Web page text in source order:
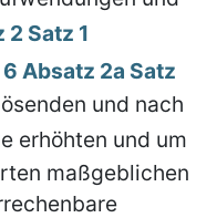
2 Satz 1
6 Absatz 2a Satz
und nach
erhöhten und um
maßgeblichen